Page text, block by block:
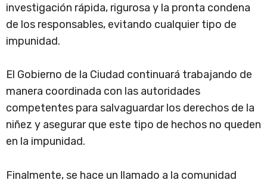
investigación rápida, rigurosa y la pronta condena
de los responsables, evitando cualquier tipo de
impunidad.
El Gobierno de la Ciudad continuará trabajando de
manera coordinada con las autoridades
competentes para salvaguardar los derechos de la
niñez y asegurar que este tipo de hechos no queden
en la impunidad.
Finalmente, se hace un llamado a la comunidad